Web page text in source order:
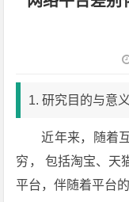
1. 研究目的与意义
近年来，随着
穷， 包括淘宝、天
平台，伴随着平台